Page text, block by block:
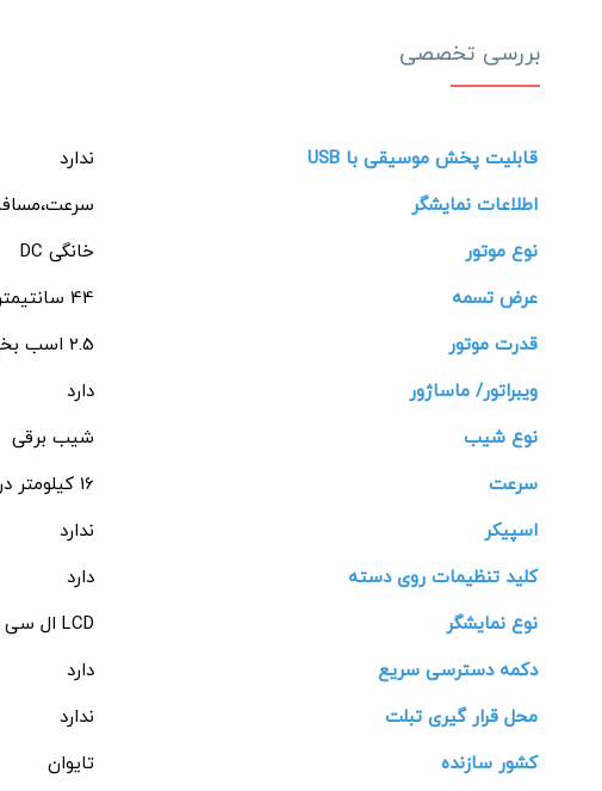
بررسی تخصصی
قابلیت پخش موسیقی با USB
ندارد
اطلاعات نمایشگر
نوع موتور
خانگی DC
عرض تسمه
44 سانتیمتر
قدرت موتور
2.5 اسب بخار
ویبراتور/ ماساژور
دارد
نوع شیب
شیب برقی
سرعت
16 کیلومتر در ساعت
اسپیکر
ندارد
کلید تنظیمات روی دسته
دارد
نوع نمایشگر
LCD ال سی دی
دکمه دسترسی سریع
دارد
محل قرار گیری تبلت
ندارد
کشور سازنده
تایوان